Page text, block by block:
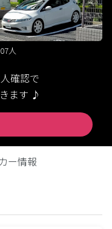
人
確認で
ます ♪
ー情報